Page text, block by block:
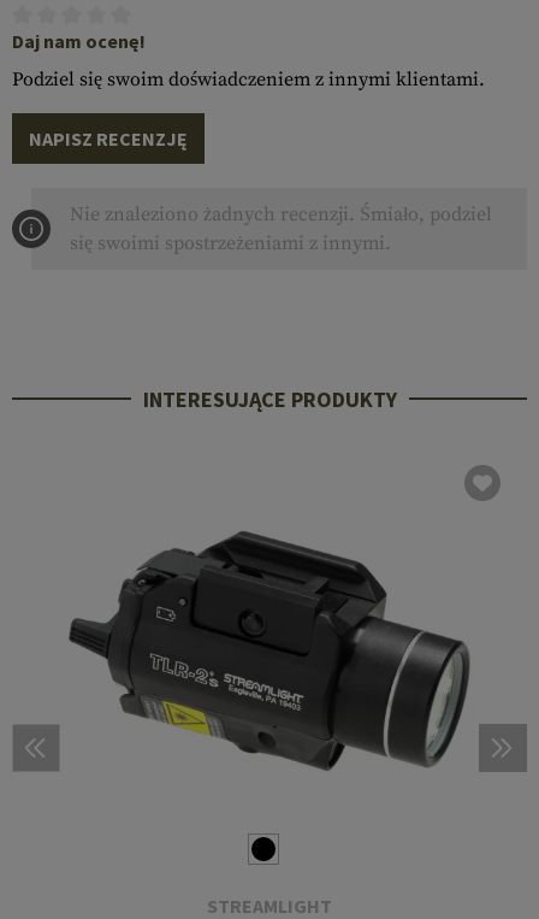
Daj nam ocenę!
Podziel się swoim doświadczeniem z innymi klientami.
NAPISZ RECENZJĘ
Nie znaleziono żadnych recenzji. Śmiało, podziel
się swoimi spostrzeżeniami z innymi.
INTERESUJĄCE PRODUKTY
STREAMLIGHT